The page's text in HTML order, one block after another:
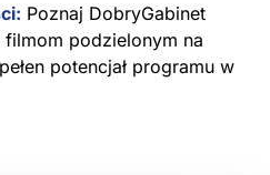
Poznaj DobryGabinet
podzielonym na
potencjał programu w